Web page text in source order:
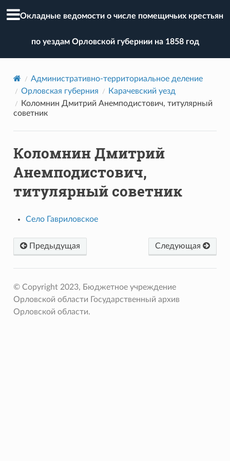
Окладные ведомости о числе помещичьих крестьян
по уездам Орловской губернии на 1858 год
Административно-территориальное деление
Орловская губерния
Карачевский уезд
Коломнин Дмитрий Анемподистович, титулярный
советник
Коломнин Дмитрий
Анемподистович,
титулярный советник
Село Гавриловское
Предыдущая Следующая
© Copyright 2023, Бюджетное учреждение
Орловской области Государственный архив
Орловской области.